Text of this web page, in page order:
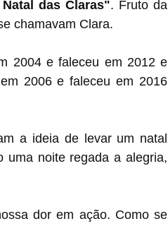
das Claras". Fruto da
chamavam Clara.
2004 e faleceu em 2012 e
2006 e faleceu em 2016
a ideia de levar um natal
uma noite regada a alegria,
dor em ação. Como se